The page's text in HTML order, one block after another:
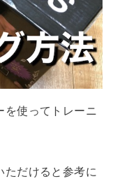
を使ってトレーニ
ただけると参考に